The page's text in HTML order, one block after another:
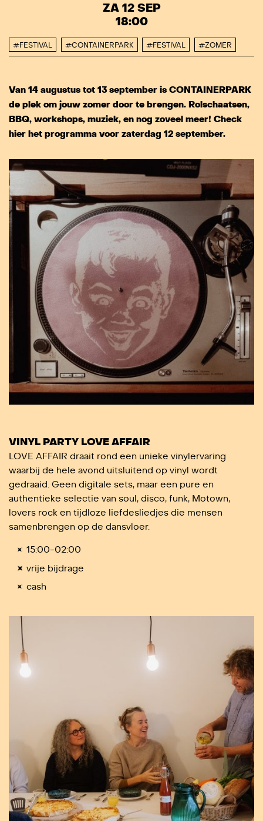
ZA 12 SEP
18:00
#FESTIVAL #CONTAINERPARK #FESTIVAL #ZOMER
Van 14 augustus tot 13 september is CONTAINERPARK
de plek om jouw zomer door te brengen. Rolschaatsen,
BBQ, workshops, muziek, en nog zoveel meer! Check
hier het programma voor zaterdag 12 september.
VINYL PARTY LOVE AFFAIR
LOVE AFFAIR draait rond een unieke vinylervaring
waarbij de hele avond uitsluitend op vinyl wordt
gedraaid. Geen digitale sets, maar een pure en
authentieke selectie van soul, disco, funk, Motown,
lovers rock en tijdloze liefdesliedjes die mensen
samenbrengen op de dansvloer.
15:00-02:00
vrije bijdrage
cash